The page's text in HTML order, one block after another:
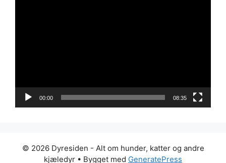
00:00 08:35
© 2026 Dyresiden - Alt om hunder, katter og andre
kjæledyr • Bygget med GeneratePress